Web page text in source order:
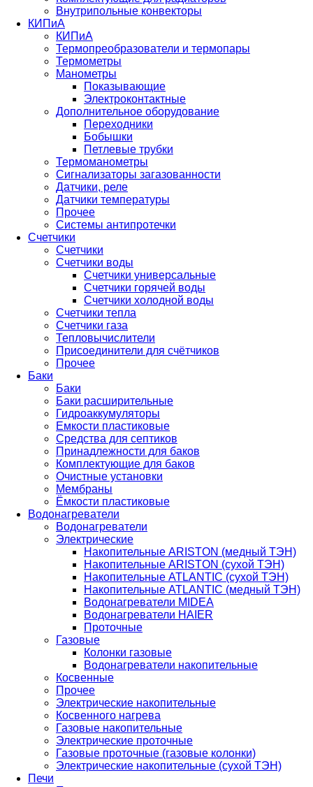
Внутрипольные конвекторы
КИПиА
КИПиА
Термопреобразователи и термопары
Термометры
Манометры
Показывающие
Электроконтактные
Дополнительное оборудование
Переходники
Бобышки
Петлевые трубки
Термоманометры
Сигнализаторы загазованности
Датчики, реле
Датчики температуры
Прочее
Системы антипротечки
Счетчики
Счетчики
Счетчики воды
Счетчики универсальные
Счетчики горячей воды
Счетчики холодной воды
Счетчики тепла
Счетчики газа
Тепловычислители
Присоединители для счётчиков
Прочее
Баки
Баки
Баки расширительные
Гидроаккумуляторы
Емкости пластиковые
Средства для септиков
Принадлежности для баков
Комплектующие для баков
Очистные установки
Мембраны
Ёмкости пластиковые
Водонагреватели
Водонагреватели
Электрические
Накопительные ARISTON (медный ТЭН)
Накопительные ARISTON (сухой ТЭН)
Накопительные ATLANTIC (сухой ТЭН)
Накопительные ATLANTIC (медный ТЭН)
Водонагреватели MIDEA
Водонагреватели HAIER
Проточные
Газовые
Колонки газовые
Водонагреватели накопительные
Косвенные
Прочее
Электрические накопительные
Косвенного нагрева
Газовые накопительные
Электрические проточные
Газовые проточные (газовые колонки)
Электрические накопительные (сухой ТЭН)
Печи